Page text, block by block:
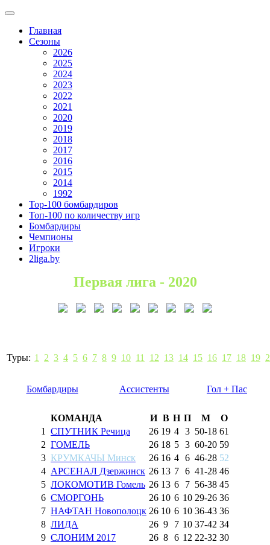
Главная
Сезоны
2026
2025
2024
2023
2022
2021
2020
2019
2018
2017
2016
2015
2014
1992
Top-100 бомбардиров
Топ-100 по количеству игр
Бомбардиры
Чемпионы
Игроки
2liga.by
Первая лига - 2020
Туры: 1 2 3 4 5 6 7 8 9 10 11 12 13 14 15 16 17 18 19
Бомбардиры Ассистенты Гол + Пас
КОМАНДА И В Н П М
О
1
СПУТНИК Речица 26 19 4 3 50-18 61
2 ГОМЕЛЬ 26 18 5 3 60-20 59
3 КРУМКАЧЫ Минск 26 16 4 6 46-28 52
4 АРСЕНАЛ Дзержинск 26 13 7 6 41-28 46
5 ЛОКОМОТИВ Гомель 26 13 6 7 56-38 45
6 СМОРГОНЬ 26 10 6 10 29-26 36
7 НАФТАН Новополоцк 26 10 6 10 36-43 36
8 ЛИДА 26 9 7 10 37-42 34
9 СЛОНИМ 2017 26 8 6 12 22-32 30